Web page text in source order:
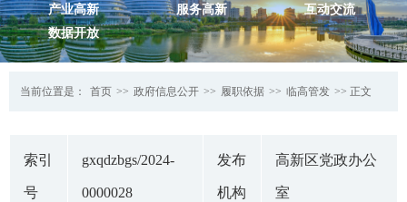
产业高新
服务高新
互动交流
数据开放
当前位置是： 首页 >> 政府信息公开 >> 履职依据 >> 临高管发 >> 正文
索引
号
gxqdzbgs/2024-
0000028
发布
机构
高新区党政办公
室